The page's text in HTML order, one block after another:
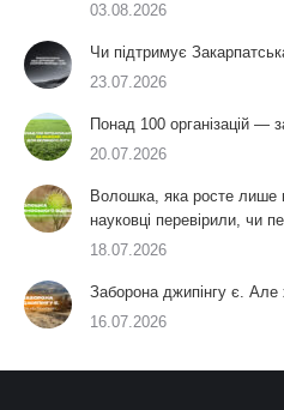
03.08.2026
Чи підтримує
23.07.2026
Понад 100 організацій
20.07.2026
Волошка, яка росте лише
науковці перевірили, чи
18.07.2026
Заборона джипінгу є. Але
16.07.2026